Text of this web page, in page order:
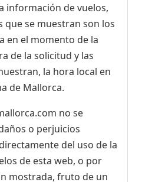
información de vuelos,
que se muestran son los
en el momento de la
de la solicitud y las
la hora local en
de Mallorca.
no se
o perjuicios
del uso de la
de esta web, o por
mostrada, fruto de un